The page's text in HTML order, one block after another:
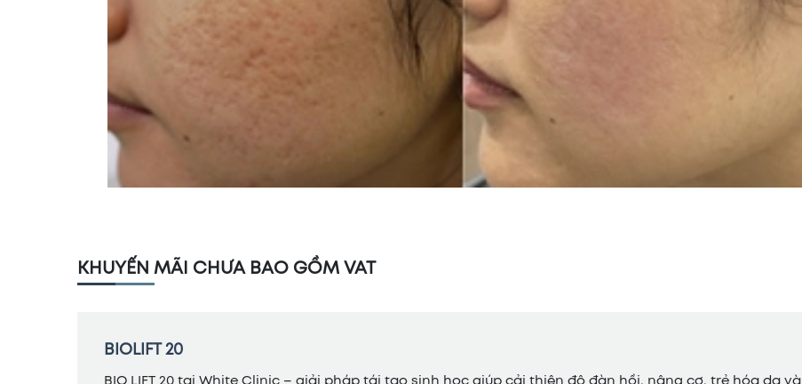
KHUYẾN MÃI CHƯA BAO GỒM VAT
BIOLIFT 20
BIO LIFT 20 tại White Clinic – giải pháp tái tạo sinh học giúp cải thiện độ đàn hồi, nâng cơ, trẻ hóa da và